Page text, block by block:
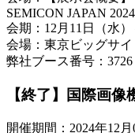
SEMICON JAPAN 2024
会期：12月11日（水
会場：東京ビッグサイ
弊社ブース番号：3726
【終了】国際画像
開催期間：2024年12